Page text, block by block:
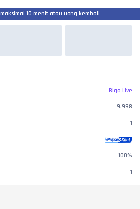
10 menit atau uang kembali
Bigo Live
9.998
1
100%
1